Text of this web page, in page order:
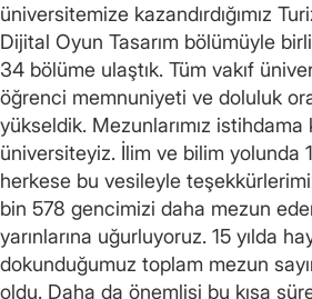
üniversitemize kazandırdığımız
Dijital Oyun Tasarım bölümüyle
34 bölüme ulaştık. Tüm vakıf
öğrenci memnuniyeti ve doluluk
yükseldik. Mezunlarımız istihdama
üniversiteyiz. İlim ve bilim yolunda
herkese bu vesileyle
bin 578 gencimizi daha mezun
yarınlarına uğurluyoruz. 15 yılda
dokunduğumuz toplam mezun
oldu. Daha da önemlisi bu kısa